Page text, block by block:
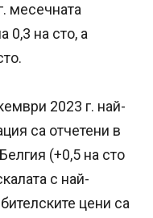
месечната
0,3 на сто, а
2023 г. най-
са отчетени в
(+0,5 на сто
с най-
цени са